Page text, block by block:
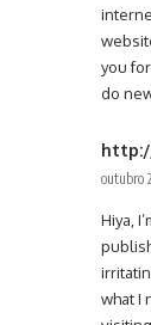
you
do
outubro
Hiya,
what I